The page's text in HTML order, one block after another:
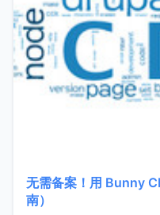
无需备案！用 Bunny
南）